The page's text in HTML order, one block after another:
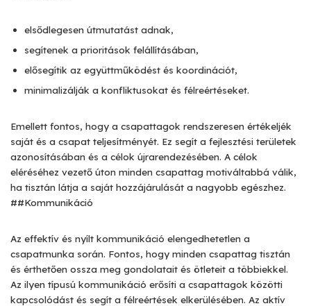
elsődlegesen útmutatást adnak,
segítenek a prioritások felállításában,
elősegítik az együttműködést és koordinációt,
minimalizálják a konfliktusokat és félreértéseket.
Emellett fontos, hogy a csapattagok rendszeresen értékeljék
saját és a csapat teljesítményét. Ez segít a fejlesztési területek
azonosításában és a célok újrarendezésében. A célok
eléréséhez vezető úton minden csapattag motiváltabbá válik,
ha tisztán látja a saját hozzájárulását a nagyobb egészhez.
##Kommunikáció
Az effektív és nyílt kommunikáció elengedhetetlen a
csapatmunka során. Fontos, hogy minden csapattag tisztán
és érthetően ossza meg gondolatait és ötleteit a többiekkel.
Az ilyen típusú kommunikáció erősíti a csapattagok közötti
kapcsolódást és segít a félreértések elkerülésében. Az aktív